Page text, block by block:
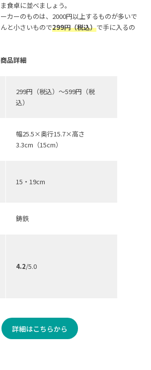
食卓に並べましょう。
カーのものは、2000円以上するものが多いで
と小さいもので299円（税込）で手に入るの
品詳細
299円（税込）〜599円（税
込）
幅25.5×奥行15.7×高さ
3.3cm（15cm）
15・19cm
鋳鉄
4.2/5.0
詳細はこちらから